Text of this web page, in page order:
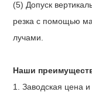
(5) Допуск
резка с помощью
лучами.
Наши
1. Заводская цена